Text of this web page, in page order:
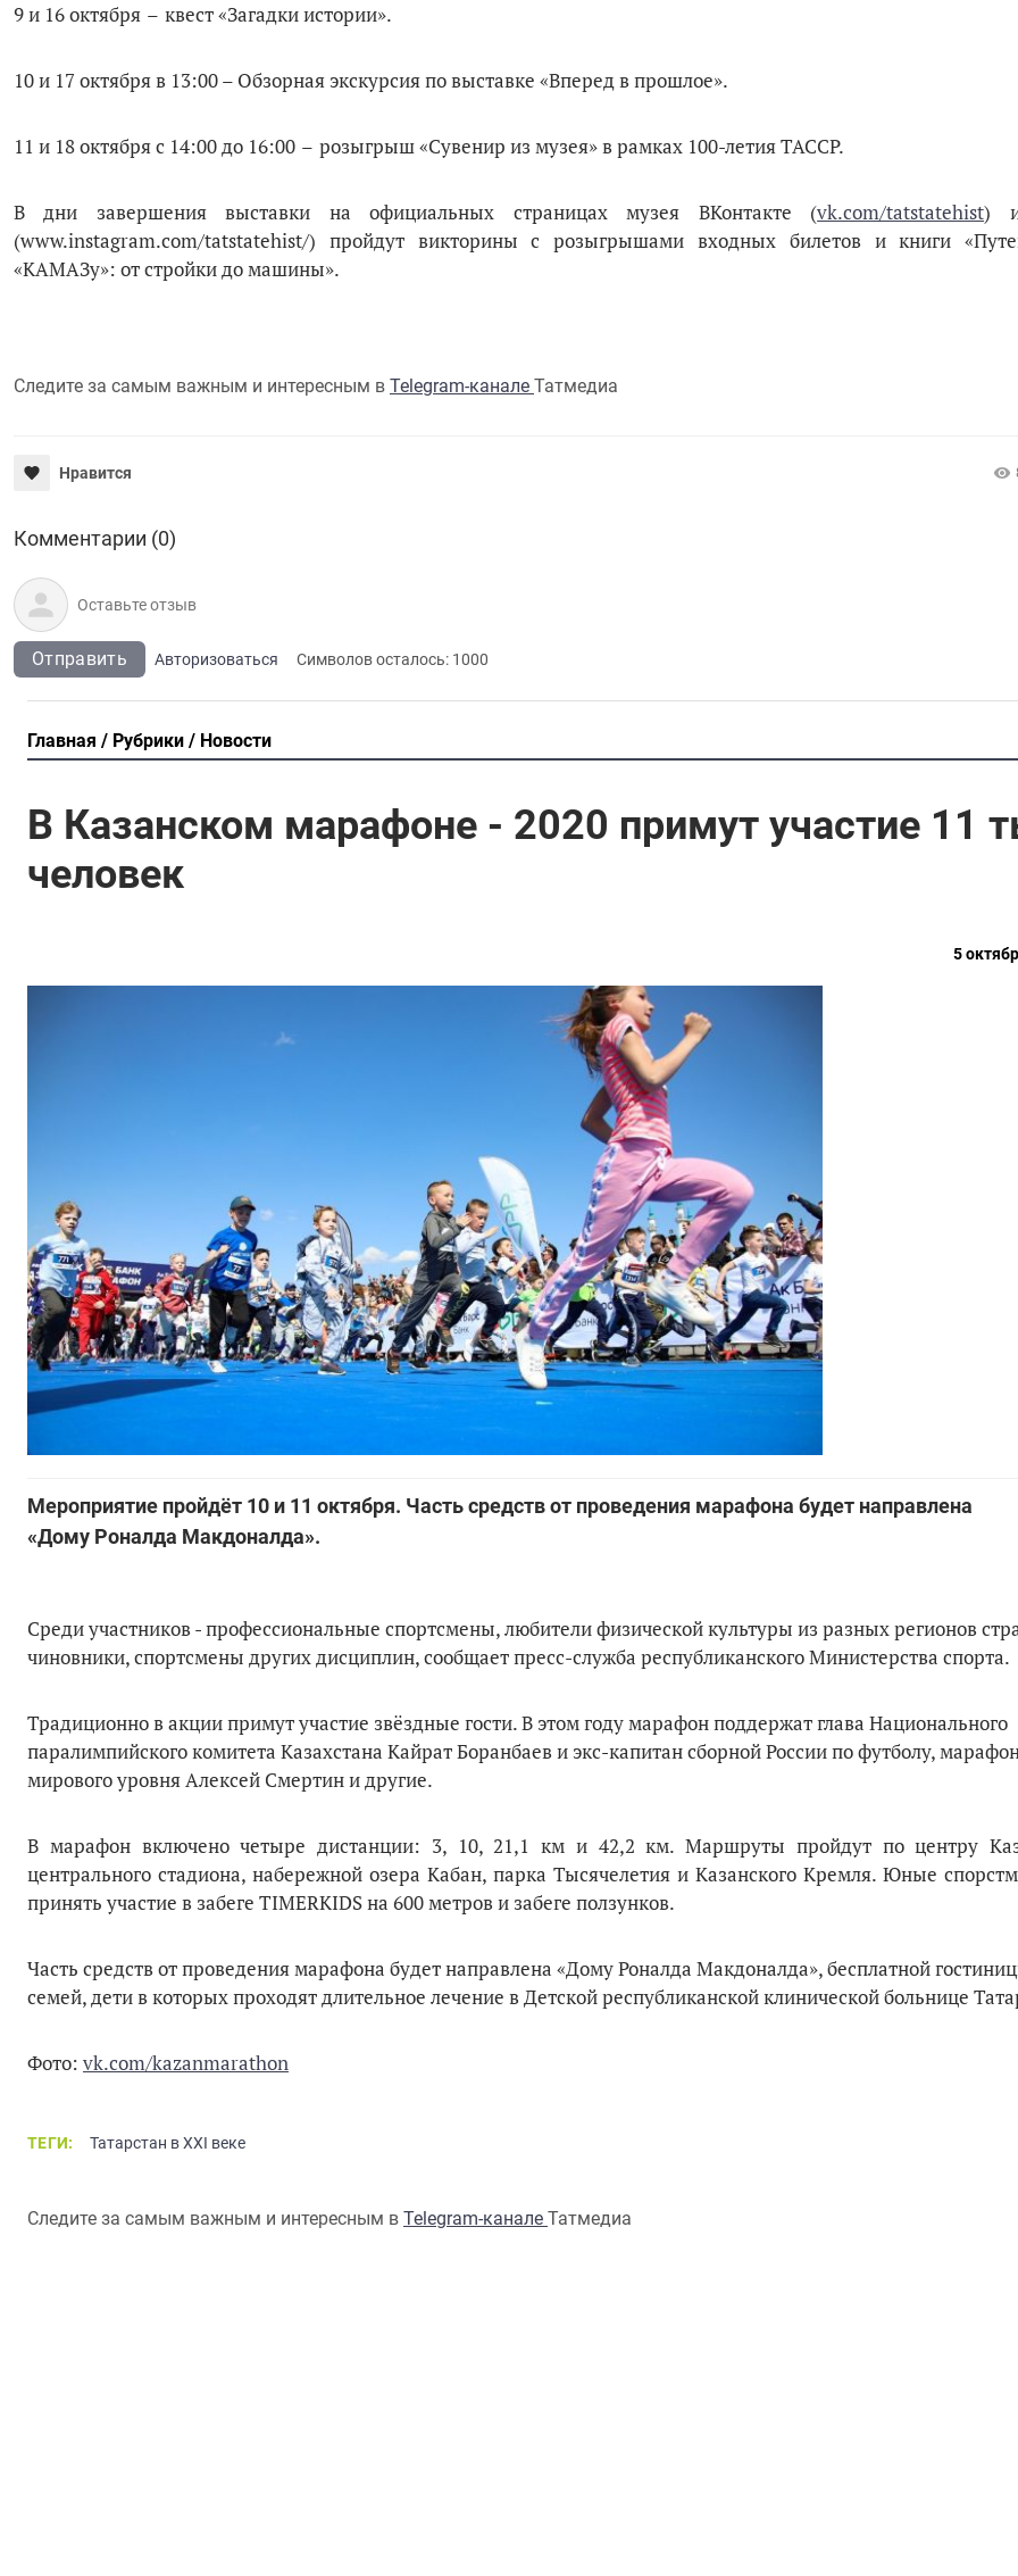
9 и 16 октября – квест «Загадки истории».
10 и 17 октября в 13:00 – Обзорная экскурсия по выставке «Вперед в прошлое».
11 и 18 октября с 14:00 до 16:00 – розыгрыш «Сувенир из музея» в рамках 100-летия ТАССР.
В дни завершения выставки на официальных страницах музея ВКонтакте (vk.com/tatstatehist) и
(www.instagram.com/tatstatehist/) пройдут викторины с розыгрышами входных билетов и книги
«КАМАЗу»: от стройки до машины».
Следите за самым важным и интересным в Telegram-канале Татмедиа
Нравится
Комментарии (0)
Отправить Авторизоваться Символов осталось: 1000
Главная Рубрики Новости
В Казанском марафоне - 2020 примут участие 11
человек
5
Мероприятие пройдёт 10 и 11 октября. Часть средств от проведения марафона будет направлена
«Дому Роналда Макдоналда».
Среди участников - профессиональные спортсмены, любители физической культуры из разных регионов
чиновники, спортсмены других дисциплин, сообщает пресс-служба республиканского Министерства спорта.
Традиционно в акции примут участие звёздные гости. В этом году марафон поддержат глава Национального
паралимпийского комитета Казахстана Кайрат Боранбаев и экс-капитан сборной России по футболу,
мирового уровня Алексей Смертин и другие.
В марафон включено четыре дистанции: 3, 10, 21,1 км и 42,2 км.Маршруты пройдут по центру
центрального стадиона, набережной озера Кабан, парка Тысячелетия и Казанского Кремля. Юные
принять участие в забеге TIMERKIDS на 600 метров и забеге ползунков.
Часть средств от проведения марафона будет направлена «Дому Роналда Макдоналда», бесплатной
семей, дети в которых проходят длительное лечение в Детской республиканской клинической больнице
Фото: vk.com/kazanmarathon
ТЕГИ: Татарстан в XXI веке
Следите за самым важным и интересным в Telegram-канале Татмедиа